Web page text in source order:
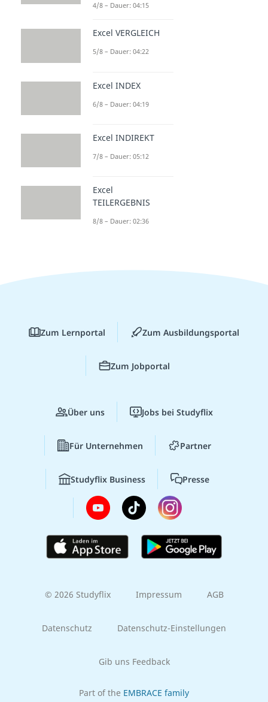
4/8 – Dauer: 04:15
Excel VERGLEICH
5/8 – Dauer: 04:22
Excel INDEX
6/8 – Dauer: 04:19
Excel INDIREKT
7/8 – Dauer: 05:12
Excel
TEILERGEBNIS
8/8 – Dauer: 02:36
Zum Lernportal Zum Ausbildungsportal
Zum Jobportal
Über uns Jobs bei Studyflix
Für Unternehmen Partner
Studyflix Business Presse
© 2026 Studyflix Impressum AGB
Datenschutz Datenschutz-Einstellungen
Gib uns Feedback
Part of the EMBRACE family